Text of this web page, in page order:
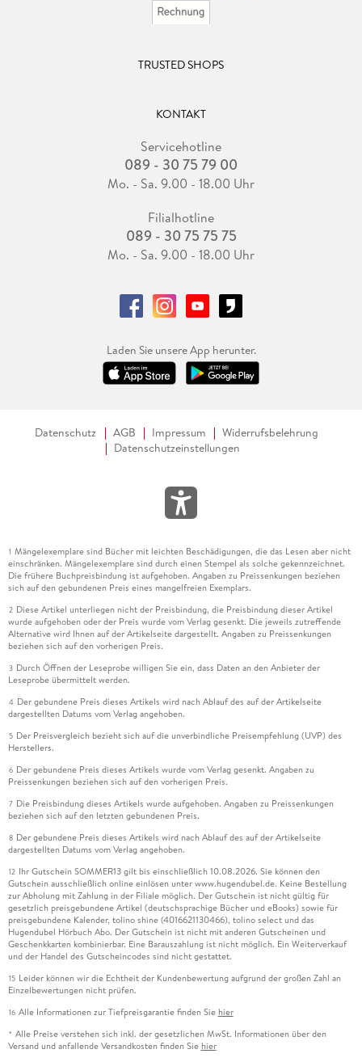
TRUSTED SHOPS
KONTAKT
Servicehotline
089 - 30 75 79 00
Mo. - Sa. 9.00 - 18.00 Uhr
Filialhotline
089 - 30 75 75 75
Mo. - Sa. 9.00 - 18.00 Uhr
Laden Sie unsere App herunter.
Datenschutz AGB Impressum
Widerrufsbelehrung
Datenschutzeinstellungen
1 Mängelexemplare sind Bücher mit leichten Beschädigungen, die das Lesen aber nicht
einschränken. Mängelexemplare sind durch einen Stempel als solche gekennzeichnet.
Die frühere Buchpreisbindung ist aufgehoben. Angaben zu Preissenkungen beziehen
sich auf den gebundenen Preis eines mangelfreien Exemplars.
2 Diese Artikel unterliegen nicht der Preisbindung, die Preisbindung dieser Artikel
wurde aufgehoben oder der Preis wurde vom Verlag gesenkt. Die jeweils zutreffende
Alternative wird Ihnen auf der Artikelseite dargestellt. Angaben zu Preissenkungen
beziehen sich auf den vorherigen Preis.
3 Durch Öffnen der Leseprobe willigen Sie ein, dass Daten an den Anbieter der
Leseprobe übermittelt werden.
4 Der gebundene Preis dieses Artikels wird nach Ablauf des auf der Artikelseite
dargestellten Datums vom Verlag angehoben.
5 Der Preisvergleich bezieht sich auf die unverbindliche Preisempfehlung (UVP) des
Herstellers.
6 Der gebundene Preis dieses Artikels wurde vom Verlag gesenkt. Angaben zu
Preissenkungen beziehen sich auf den vorherigen Preis.
7 Die Preisbindung dieses Artikels wurde aufgehoben. Angaben zu Preissenkungen
beziehen sich auf den letzten gebundenen Preis.
8 Der gebundene Preis dieses Artikels wird nach Ablauf des auf der Artikelseite
dargestellten Datums vom Verlag angehoben.
12 Ihr Gutschein SOMMER13 gilt bis einschließlich 10.08.2026. Sie können den
Gutschein ausschließlich online einlösen unter www.hugendubel.de. Keine Bestellung
zur Abholung mit Zahlung in der Filiale möglich. Der Gutschein ist nicht gültig für
gesetzlich preisgebundene Artikel (deutschsprachige Bücher und eBooks) sowie für
preisgebundene Kalender, tolino shine (4016621130466), tolino select und das
Hugendubel Hörbuch Abo. Der Gutschein ist nicht mit anderen Gutscheinen und
Geschenkkarten kombinierbar. Eine Barauszahlung ist nicht möglich. Ein Weiterverkauf
und der Handel des Gutscheincodes sind nicht gestattet.
15 Leider können wir die Echtheit der Kundenbewertung aufgrund der großen Zahl an
Einzelbewertungen nicht prüfen.
16 Alle Informationen zur Tiefpreisgarantie finden Sie hier
* Alle Preise verstehen sich inkl. der gesetzlichen MwSt. Informationen über den
Versand und anfallende Versandkosten finden Sie hier